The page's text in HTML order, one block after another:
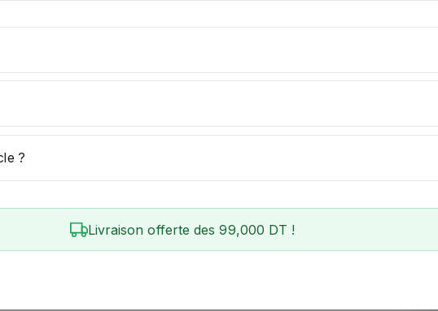
?
Livraison offerte des 99,000 DT !